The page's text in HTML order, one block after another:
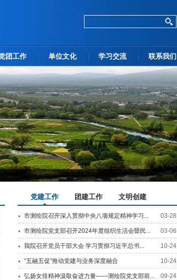
团工作 单位文化 学习交流 联系我们
党建工作 团建工作 文明创建
市测绘院召开深入贯彻中央八项规定精神学习... 03-28
市测绘院党支部召开2024年度组织生活会暨民... 03-06
我院召开党员干部大会 学习贯彻习近平总书... 10-24
“五融五促”推动党建与业务深度融合 10-24
弘扬女排精神汲取奋进力量——测绘院党支部前... 09-24